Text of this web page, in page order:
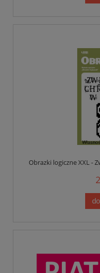
Obrazki logiczne XXL -